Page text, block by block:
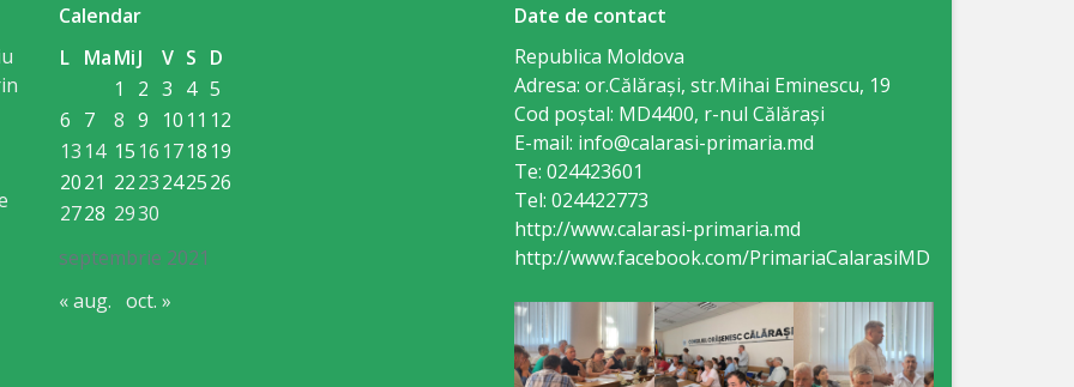
Calendar
septembrie 2021
L MaMiJ V S D
1
2 3 4 5
6 7 8 9 10 11 12
13 14 15 16 1718 19
2021 2223242526
2728 2930
« aug. oct. »
Date de contact
Republica Moldova
Adresa: or.Călăraşi, str.Mihai Eminescu, 19
Cod poștal: MD4400, r-nul Călăraşi
E-mail: info@calarasi-primaria.md
Te: 024423601
Tel: 024422773
http://www.calarasi-primaria.md
http://www.facebook.com/PrimariaCalarasiMD